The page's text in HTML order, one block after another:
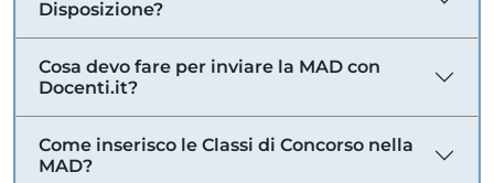
Disposizione?
Cosa devo fare per inviare la MAD con
Docenti.it?
Come inserisco le Classi di Concorso nella
MAD?